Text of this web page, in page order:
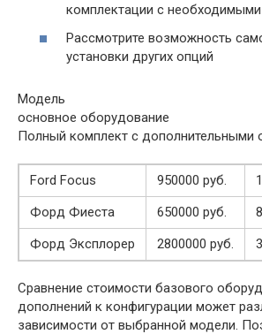
комплектации с
Рассмотрите возможность
установки других опций
Модель
основное оборудование
Полный комплект с дополнительными
Ford Focus 950000 руб.
Форд Фиеста
650000 руб.
Форд Эксплорер
2800000 руб.
Сравнение стоимости базового
дополнений к конфигурации может
зависимости от выбранной модели.